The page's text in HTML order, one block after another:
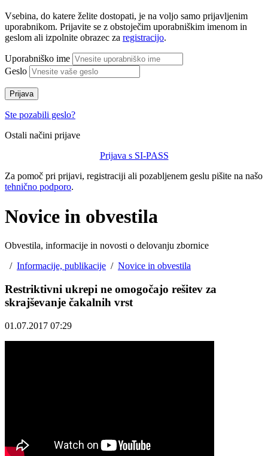
Vsebina, do katere želite dostopati, je na voljo samo prijavljenim
uporabnikom. Prijavite se z obstoječim uporabniškim imenom in
geslom ali izpolnite obrazec za registracijo.
Uporabniško ime
Geslo
Prijava
Ste pozabili geslo?
Ostali načini prijave
Prijava s SI-PASS
Za pomoč pri prijavi, registraciji ali pozabljenem geslu pišite na našo
tehnično podporo.
Novice in obvestila
Obvestila, informacije in novosti o delovanju zbornice
/ Informacije, publikacije / Novice in obvestila
Restriktivni ukrepi ne omogočajo rešitev za
skrajševanje čakalnih vrst
01.07.2017 07:29